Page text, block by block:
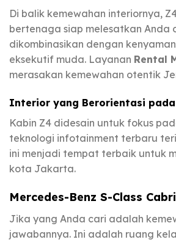
Di balik kemewahan interiornya,
bertenaga siap melesatkan Anda
dikombinasikan dengan
eksekutif muda. Layanan Rental
merasakan kemewahan otentik
Interior yang Berorientasi pada
Kabin Z4 didesain untuk fokus
teknologi infotainment terbaru
ini menjadi tempat terbaik untuk
kota Jakarta.
Mercedes-Benz S-Class
Jika yang Anda cari adalah
jawabannya. Ini adalah ruang